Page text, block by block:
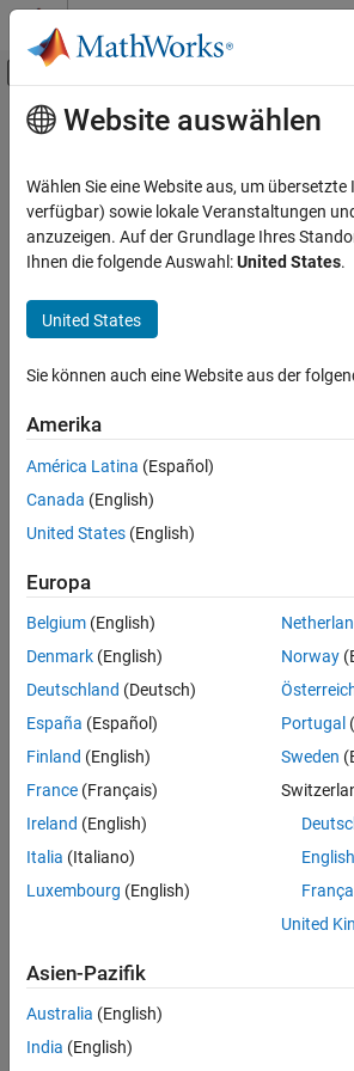
Weiter zum Inhalt
Umschaltung für Off-
Startseite der Dokumentation
Hauptinhalt
How useful was this
Website auswählen
Wählen Sie eine Website aus, um
verfügbar) sowie lokale Veranstaltungen
anzuzeigen. Auf der Grundlage Ihres
Ihnen die folgende Auswahl:United States.
United States
Sie können auch eine Website aus der
Amerika
América Latina (Español)
Canada (English)
United States (English)
Europa
Belgium (English)
Denmark (English)
Deutschland (Deutsch)
España (Español)
Finland (English)
France (Français)
Ireland (English)
Italia (Italiano)
Luxembourg (English)
Norway
Portugal
Sweden
English
United
Asien-Pazifik
Australia (English)
India (English)
Trust Center
Datendiebstahl verhindern
Status von
© 1994-2026 The MathWorks, Inc.